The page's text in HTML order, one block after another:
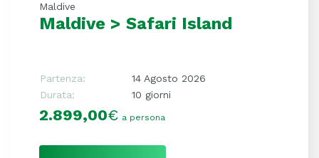
Maldive
Maldive > Safari Island
Partenza:
14 Agosto 2026
Durata:
10 giorni
2.899,00€ a persona